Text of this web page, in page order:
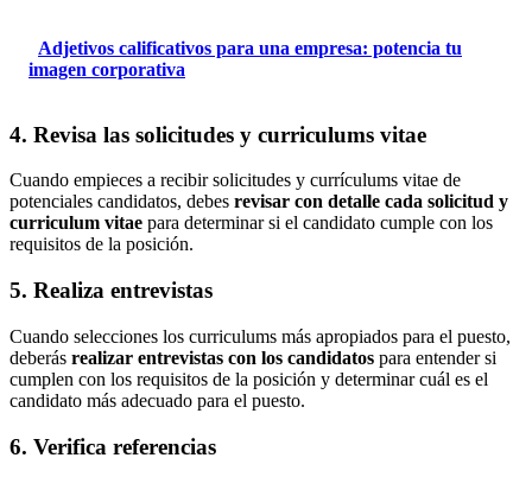
Adjetivos calificativos para una empresa: potencia tu
imagen corporativa
4. Revisa las solicitudes y curriculums vitae
Cuando empieces a recibir solicitudes y currículums vitae de
potenciales candidatos, debes revisar con detalle cada solicitud y
curriculum vitae para determinar si el candidato cumple con los
requisitos de la posición.
5. Realiza entrevistas
Cuando selecciones los curriculums más apropiados para el puesto,
deberás realizar entrevistas con los candidatos para entender si
cumplen con los requisitos de la posición y determinar cuál es el
candidato más adecuado para el puesto.
6. Verifica referencias